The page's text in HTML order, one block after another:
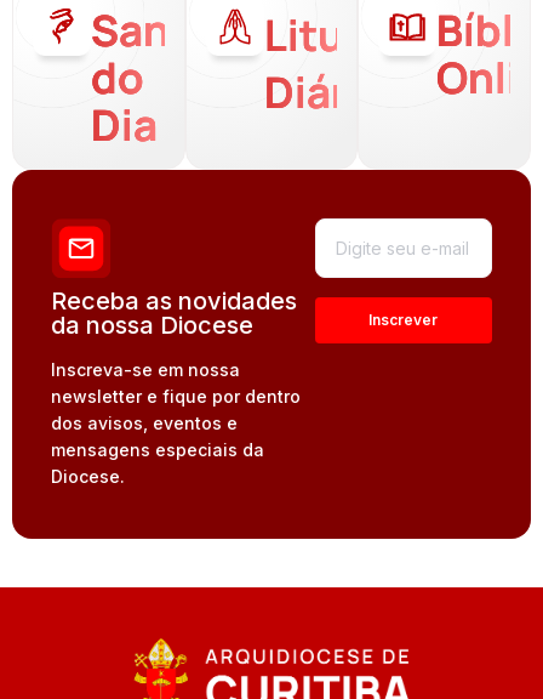
Santo
do
Dia
Liturgia
Diária
Receba as novidades
da nossa Diocese
Inscreva-se em nossa
newsletter e fique por dentro
dos avisos, eventos e
mensagens especiais da
Diocese.